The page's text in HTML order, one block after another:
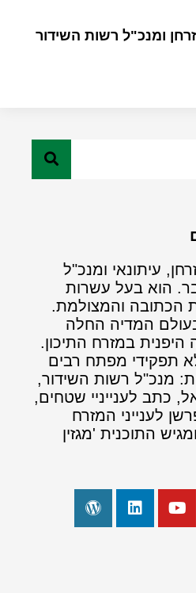
ומנכ"ל רשות השידור
עיתונאי ומנכ"ל
הוא בעל עשרות
הכתובה והמצולמת.
המדיה החלה
היפנית במזרח התיכון.
תפקידי מפתח רבים
מנכ"ל רשות השידור,
כתב לענייניי שטחים,
לענייני המזרח
התוכנית 'מגזין